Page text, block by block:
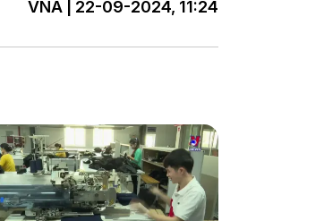
VNA | 22-09-2024, 11:24